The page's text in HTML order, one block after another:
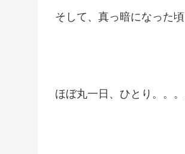
そして、真っ暗になった
ほぼ丸一日、ひとり。。。